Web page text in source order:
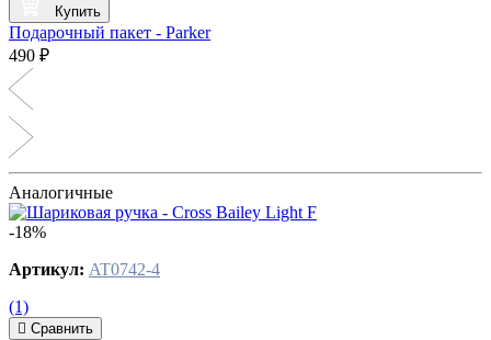
Купить
Подарочный пакет - Parker
490 ₽
Аналогичные
-18%
Артикул: AT0742-4
(1)
Сравнить